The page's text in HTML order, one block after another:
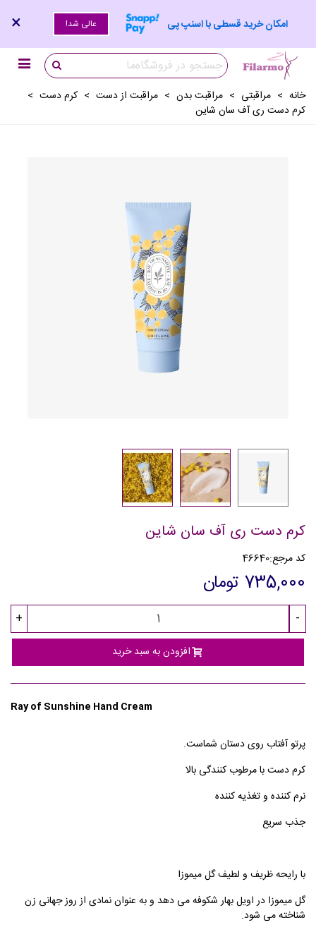
امکان خرید قسطی با اسنپ پی عالی شد! ×
خانه > مراقبتی > مراقبت بدن > مراقبت از دست > کرم دست >
کرم دست ری آف سان شاین
کرم دست ری آف سان شاین
کد مرجع:46640
735,000 تومان
-
+
افزودن به سبد خرید
Ray of Sunshine Hand Cream
پرتو آفتاب روی دستان شماست.
کرم دست با مرطوب کنندگی بالا
نرم کننده و تغذیه کننده
جذب سریع
با رایحه ظریف و لطیف گل میموزا
گل میموزا در اویل بهار شکوفه می دهد و به عنوان نمادی از روز جهانی زن
شناخته می شود.